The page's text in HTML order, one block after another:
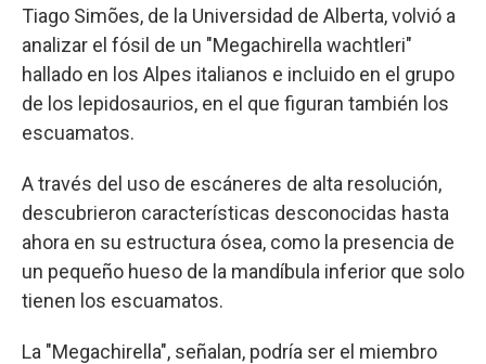
Tiago Simões, de la Universidad de Alberta, volvió a
analizar el fósil de un "Megachirella wachtleri"
hallado en los Alpes italianos e incluido en el grupo
de los lepidosaurios, en el que figuran también los
escuamatos.
A través del uso de escáneres de alta resolución,
descubrieron características desconocidas hasta
ahora en su estructura ósea, como la presencia de
un pequeño hueso de la mandíbula inferior que solo
tienen los escuamatos.
La "Megachirella", señalan, podría ser el miembro